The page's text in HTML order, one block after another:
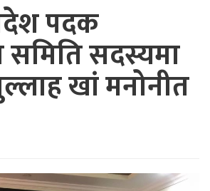
पदक
समिति सदस्यमा
खां मनोनीत